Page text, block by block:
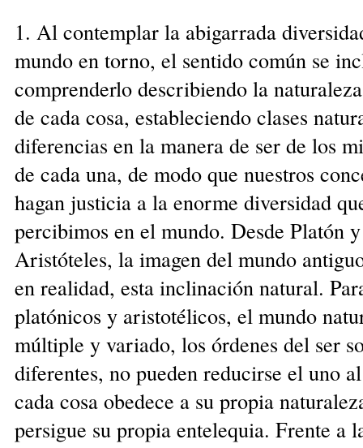
1. Al contemplar la abigarrada
mundo en torno, el sentido común se
comprenderlo describiendo la
de cada cosa, estableciendo clases
diferencias en la manera de ser de los
de cada una, de modo que nuestros
hagan justicia a la enorme diversidad
percibimos en el mundo. Desde Platón y
Aristóteles, la imagen del mundo
en realidad, esta inclinación natural.
platónicos y aristotélicos, el mundo
múltiple y variado, los órdenes del ser
diferentes, no pueden reducirse el uno
cada cosa obedece a su propia
persigue su propia entelequia. Frente a